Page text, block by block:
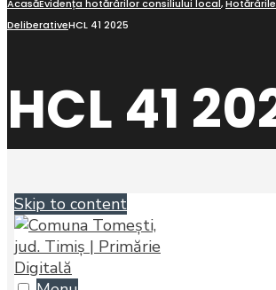
AcasăEvidența hotărârilor consiliului local,
DeliberativeHCL 41 2025
HCL 41